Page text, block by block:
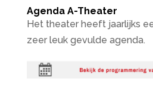
Agenda A-Theater
Het theater heeft jaarlijks
zeer leuk gevulde agenda.